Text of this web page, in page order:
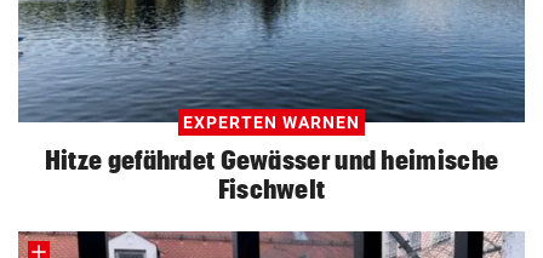
EXPERTEN WARNEN
Hitze gefährdet Gewässer und heimische
Fischwelt